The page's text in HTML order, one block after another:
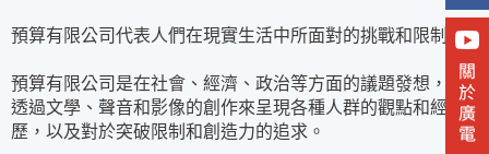
預算有限公司代表人們在現實生活中所面對的挑戰和限制。
預算有限公司是在社會、經濟、政治等方面的議題發想，並
透過文學、聲音和影像的創作來呈現各種人群的觀點和經
歷，以及對於突破限制和創造力的追求。